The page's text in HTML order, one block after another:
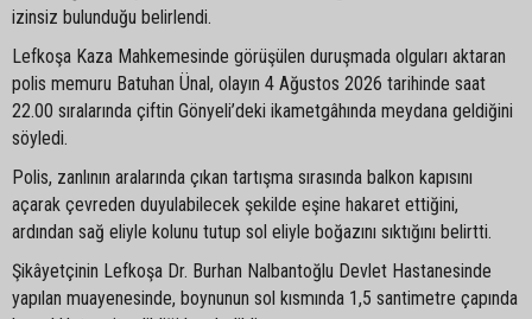
izinsiz bulunduğu belirlendi.
Lefkoşa Kaza Mahkemesinde görüşülen duruşmada olguları aktaran
polis memuru Batuhan Ünal, olayın 4 Ağustos 2026 tarihinde saat
22.00 sıralarında çiftin Gönyeli’deki ikametgâhında meydana geldiğini
söyledi.
Polis, zanlının aralarında çıkan tartışma sırasında balkon kapısını
açarak çevreden duyulabilecek şekilde eşine hakaret ettiğini,
ardından sağ eliyle kolunu tutup sol eliyle boğazını sıktığını belirtti.
Şikâyetçinin Lefkoşa Dr. Burhan Nalbantoğlu Devlet Hastanesinde
yapılan muayenesinde, boynunun sol kısmında 1,5 santimetre çapında